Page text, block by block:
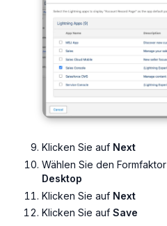
Klicken Sie auf Next
Wählen Sie den Formfaktor
Desktop
Klicken Sie auf Next
Klicken Sie auf Save